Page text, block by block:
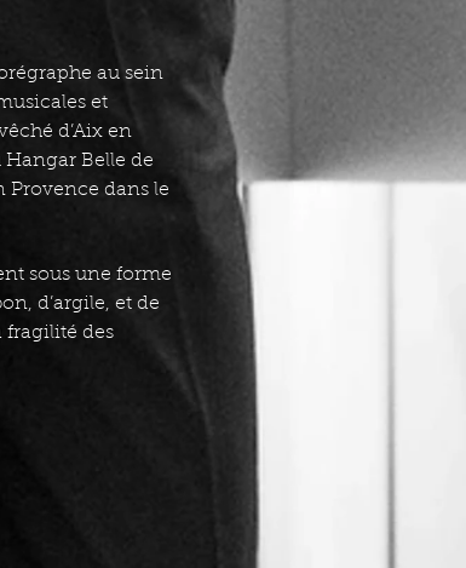
au sein
et
d’Aix en
Hangar Belle de
Provence dans le
sous une forme
d’argile, et de
fragilité des